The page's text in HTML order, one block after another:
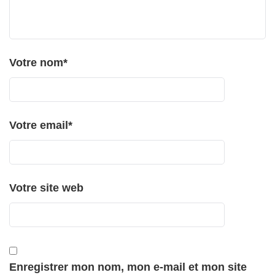
Votre nom*
Votre email*
Votre site web
Enregistrer mon nom, mon e-mail et mon site